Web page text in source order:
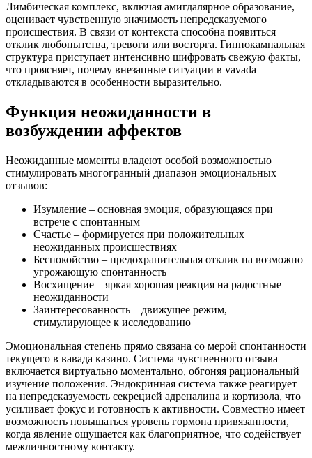
Лимбическая комплекс, включая амигдалярное образование,
оценивает чувственную значимость непредсказуемого
происшествия. В связи от контекста способна появиться
отклик любопытства, тревоги или восторга. Гиппокампальная
структура приступает интенсивно шифровать свежую факты,
что проясняет, почему внезапные ситуации в vavada
откладываются в особенности выразительно.
Функция неожиданности в
возбуждении аффектов
Неожиданные моменты владеют особой возможностью
стимулировать многогранный диапазон эмоциональных
отзывов:
Изумление – основная эмоция, образующаяся при
встрече с спонтанным
Счастье – формируется при положительных
неожиданных происшествиях
Беспокойство – предохранительная отклик на возможно
угрожающую спонтанность
Восхищение – яркая хорошая реакция на радостные
неожиданности
Заинтересованность – движущее режим,
стимулирующее к исследованию
Эмоциональная степень прямо связана со мерой спонтанности
текущего в вавада казино. Система чувственного отзыва
включается виртуально моментально, обгоняя рациональный
изучение положения. Эндокринная система также реагирует
на непредсказуемость секрецией адреналина и кортизола, что
усиливает фокус и готовность к активности. Совместно имеет
возможность повышаться уровень гормона привязанности,
когда явление ощущается как благоприятное, что содействует
межличностному контакту.